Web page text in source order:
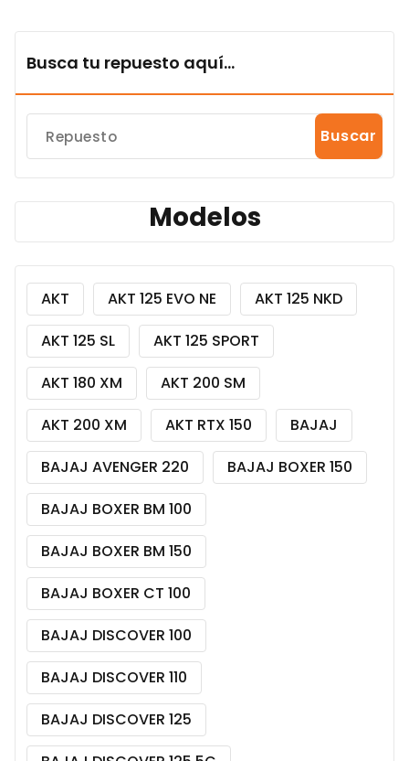
Busca tu repuesto aquí...
Buscar
Modelos
AKT AKT 125 EVO NE
AKT 125 NKD
AKT 125 SL
AKT 125 SPORT
AKT 180 XM
AKT 200 SM
AKT 200 XM
AKT RTX 150
BAJAJ
BAJAJ AVENGER 220
BAJAJ BOXER 150
BAJAJ BOXER BM 100
BAJAJ BOXER BM 150
BAJAJ BOXER CT 100
BAJAJ DISCOVER 100
BAJAJ DISCOVER 110
BAJAJ DISCOVER 125